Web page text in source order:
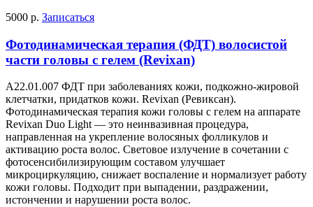
5000 р. Записаться
Фотодинамическая терапия (ФДТ) волосистой
части головы с гелем (Revixan)
А22.01.007 ФДТ при заболеваниях кожи, подкожно-жировой
клетчатки, придатков кожи. Revixan (Ревиксан).
Фотодинамическая терапия кожи головы с гелем на аппарате
Revixan Duo Light — это неинвазивная процедура,
направленная на укрепление волосяных фолликулов и
активацию роста волос. Световое излучение в сочетании с
фотосенсибилизирующим составом улучшает
микроциркуляцию, снижает воспаление и нормализует работу
кожи головы. Подходит при выпадении, раздражении,
истончении и нарушении роста волос.